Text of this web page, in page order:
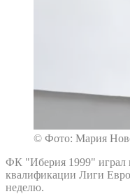
© Фото: Мария
ФК "Иберия 1999" играл
квалификации Лиги
неделю.